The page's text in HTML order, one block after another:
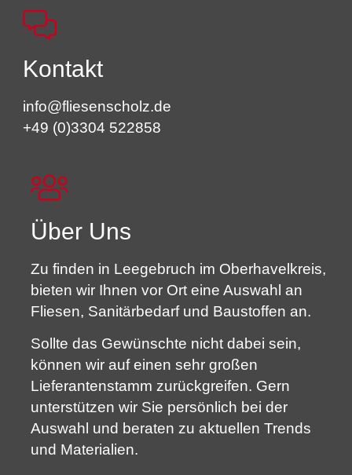
Kontakt
info@fliesenscholz.de
+49 (0)3304 522858
Über Uns
Zu finden in Leegebruch im Oberhavelkreis,
bieten wir Ihnen vor Ort eine Auswahl an
Fliesen, Sanitärbedarf und Baustoffen an.
Sollte das Gewünschte nicht dabei sein,
können wir auf einen sehr großen
Lieferantenstamm zurückgreifen. Gern
unterstützen wir Sie persönlich bei der
Auswahl und beraten zu aktuellen Trends
und Materialien.